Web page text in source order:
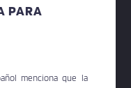
PARA
menciona que la